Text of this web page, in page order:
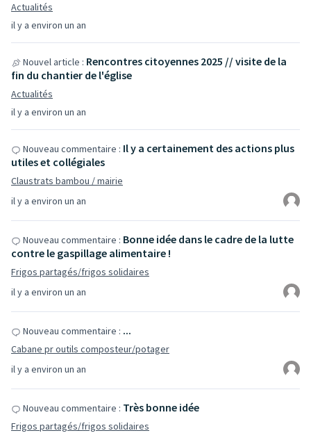
il y a environ un an
Actualités
il y a environ un an
Nouvel article : Rencontres citoyennes 2025 // visite de la
fin du chantier de l'église
Actualités
il y a environ un an
Nouveau commentaire : Il y a certainement des actions plus
utiles et collégiales
Claustrats bambou / mairie
il y a environ un an
Nouveau commentaire : Bonne idée dans le cadre de la lutte
contre le gaspillage alimentaire !
Frigos partagés/frigos solidaires
il y a environ un an
Nouveau commentaire : ...
Cabane pr outils composteur/potager
Nouveau commentaire : Très bonne idée
Frigos partagés/frigos solidaires